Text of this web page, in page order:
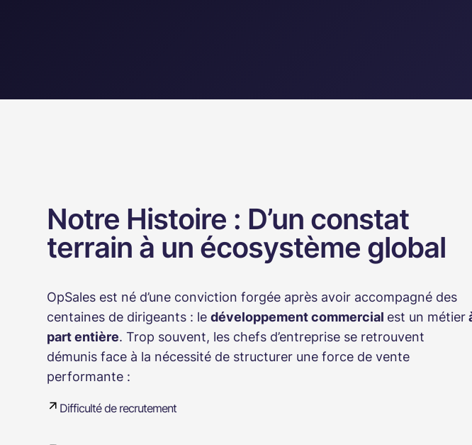
Notre Histoire : D’un constat
terrain à un écosystème global
OpSales est né d’une conviction forgée après avoir accompagné des
centaines de dirigeants : le développement commercial est un métier
part entière. Trop souvent, les chefs d’entreprise se retrouvent
démunis face à la nécessité de structurer une force de vente
performante :
Difficulté de recrutement